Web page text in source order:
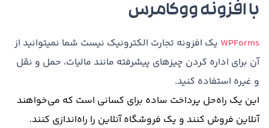
با افزونه ووکامرس
WPForms یک افزونه تجارت الکترونیک نیست شما نمیتوانید از
آن برای اداره کردن چیزهای پیشرفته مانند مالیات، حمل و نقل
و غیره استفاده کنید.
این یک راه‌حل پرداخت ساده برای کسانی است که می‌خواهند
آنلاین فروش کنند و یک فروشگاه آنلاین را راه‌اندازی کنند.